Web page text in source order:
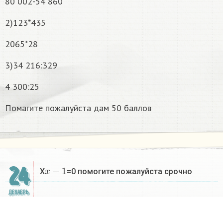
2)123*435
2065*28
3)34 216:329
4 300:25
Помагите пожалуйста дам 50 баллов
24
ДЕКАБРЬ
X
x−1
=0 помогите пожалуйста срочно